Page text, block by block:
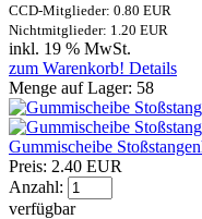
CCD-Mitglieder: 0.80 EUR
Nichtmitglieder: 1.20 EUR
inkl. 19 % MwSt.
zum Warenkorb! Details
Menge auf Lager: 58
Gummischeibe
Preis: 2.40 EUR
Anzahl:
verfügbar